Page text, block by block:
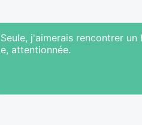
Seule, j'aimerais rencontrer
e, attentionnée.